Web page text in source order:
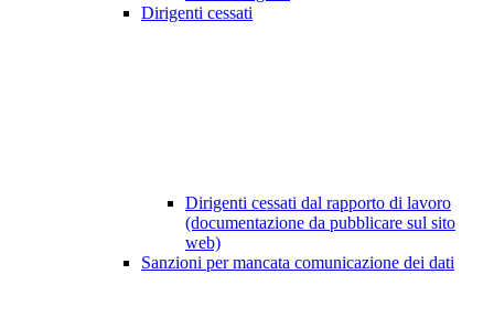
Dirigenti cessati
Dirigenti cessati dal rapporto di lavoro
(documentazione da pubblicare sul sito
web)
Sanzioni per mancata comunicazione dei dati